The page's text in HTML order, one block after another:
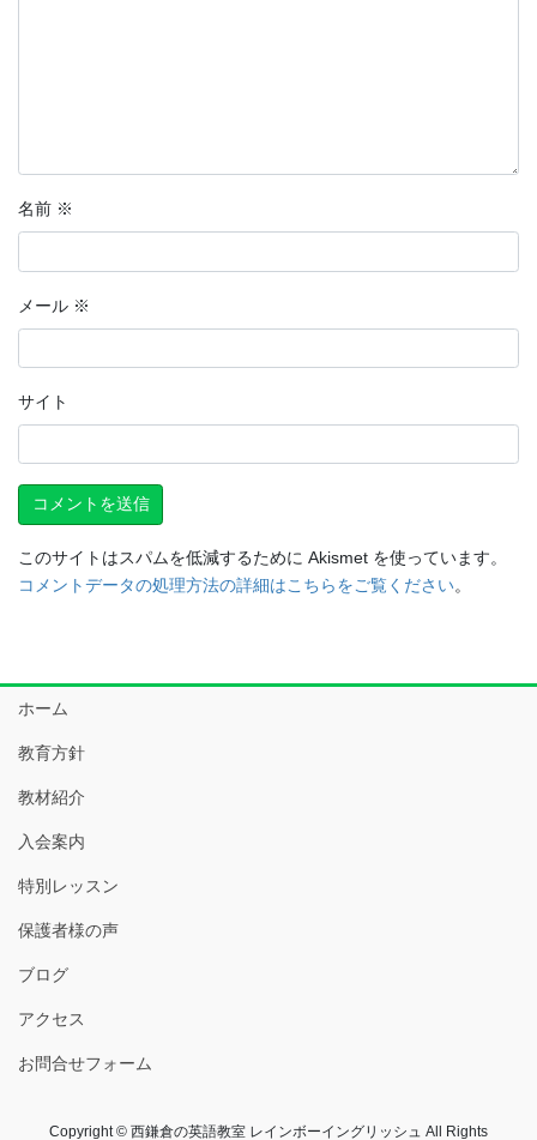
名前 ※
メール ※
サイト
このサイトはスパムを低減するために Akismet を使っています。
コメントデータの処理方法の詳細はこちらをご覧ください。
ホーム
教育方針
教材紹介
入会案内
特別レッスン
保護者様の声
ブログ
アクセス
お問合せフォーム
Copyright © 西鎌倉の英語教室 レインボーイングリッシュ All Rights